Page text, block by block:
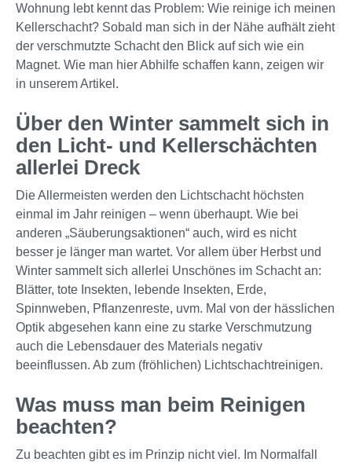
Wohnung lebt kennt das Problem: Wie reinige ich meinen
Kellerschacht? Sobald man sich in der Nähe aufhält zieht
der verschmutzte Schacht den Blick auf sich wie ein
Magnet. Wie man hier Abhilfe schaffen kann, zeigen wir
in unserem Artikel.
Über den Winter sammelt sich in
den Licht- und Kellerschächten
allerlei Dreck
Die Allermeisten werden den Lichtschacht höchsten
einmal im Jahr reinigen – wenn überhaupt. Wie bei
anderen „Säuberungsaktionen“ auch, wird es nicht
besser je länger man wartet. Vor allem über Herbst und
Winter sammelt sich allerlei Unschönes im Schacht an:
Blätter, tote Insekten, lebende Insekten, Erde,
Spinnweben, Pflanzenreste, uvm. Mal von der hässlichen
Optik abgesehen kann eine zu starke Verschmutzung
auch die Lebensdauer des Materials negativ
beeinflussen. Ab zum (fröhlichen) Lichtschachtreinigen.
Was muss man beim Reinigen
beachten?
Zu beachten gibt es im Prinzip nicht viel. Im Normalfall